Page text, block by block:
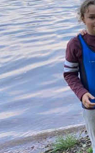
Vítá Vás OK Sedlčany